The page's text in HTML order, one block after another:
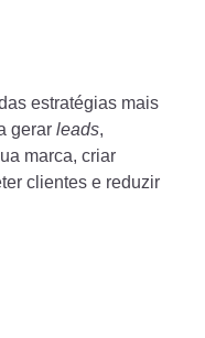
estratégias mais
gerar leads,
marca, criar
clientes e reduzir